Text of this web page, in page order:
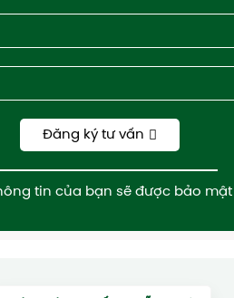
Đăng ký tư vấn
tin của bạn sẽ được bảo